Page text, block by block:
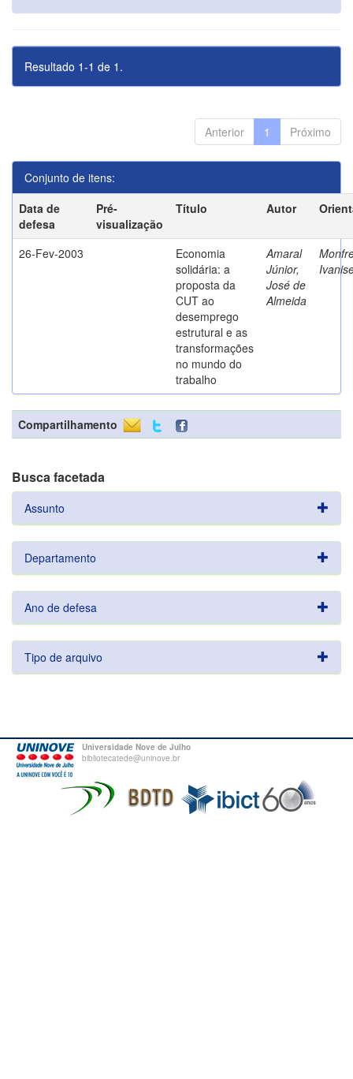
Resultado 1-1 de 1.
Anterior 1 Próximo
Conjunto de itens:
Data de
defesa
Pré-
visualização
Título Autor
26-Fev-2003
Economia
solidária: a
proposta da
CUT ao
desemprego
estrutural e as
transformações
no mundo do
trabalho
Amaral
Júnior,
José de
Almeida
Compartilhamento
Busca facetada
Assunto
Departamento
Ano de defesa
Tipo de arquivo
Universidade Nove de Julho
bibliotecatede@uninove.br